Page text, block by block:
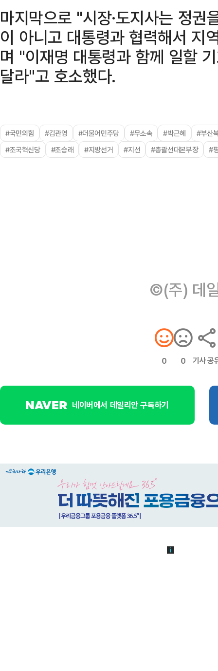
마지막으로 "시장·도지사는 정권
이 아니고 대통령과 협력해서 지
며 "이재명 대통령과 함께 일할
달라"고 호소했다.
#국민의힘 #김관영 #더불어민주당 #무소속 #박근혜
#부산
#조국혁신당
#조승래 #지방선거 #지선 #총괄선대본부장 #
©(주) 데
0 0 기사 공
네이버에서 데일리안 구독하기